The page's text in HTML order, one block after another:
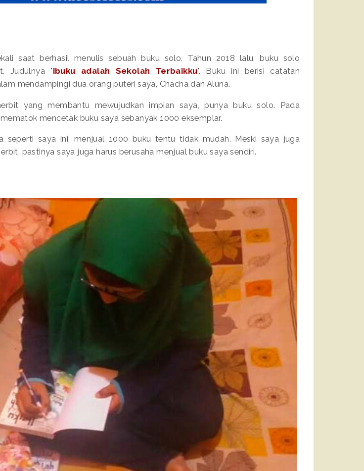
saat berhasil menulis sebuah buku solo. Tahun 2018 lalu, buku solo
Judulnya "Ibuku adalah Sekolah Terbaikku". Buku ini berisi catatan
mendampingi dua orang puteri saya, Chacha dan Aluna.
yang membantu mewujudkan impian saya, punya buku solo. Pada
mencetak buku saya sebanyak 1000 eksemplar.
seperti saya ini, menjual 1000 buku tentu tidak mudah. Meski saya juga
pastinya saya juga harus berusaha menjual buku saya sendiri.